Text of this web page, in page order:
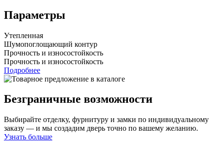
Параметры
Утепленная
Шумопоглощающий контур
Прочность и износостойкость
Прочность и износостойкость
Подробнее
Безграничные возможности
Выбирайте отделку, фурнитуру и замки по индивидуальному
заказу — и мы создадим дверь точно по вашему желанию.
Узнать больше